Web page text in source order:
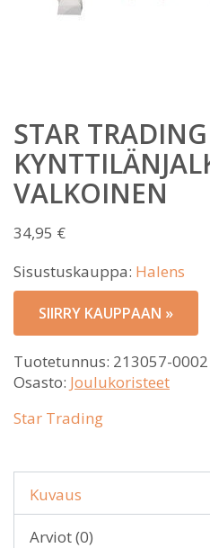
STAR TRADING
VALKOINEN
34,95 €
Sisustuskauppa: Halens
SIIRRY KAUPPAAN »
Tuotetunnus: 213057-0002
Osasto: Joulukoristeet
Star Trading
Kuvaus
Arviot (0)